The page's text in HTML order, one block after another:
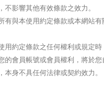
不影響其他有效條款之效力。
有與本使用約定條款或本網站
用約定條款之任何權利或規定
的會員帳號或會員權利，將於
本身不具任何法律或契約效力。